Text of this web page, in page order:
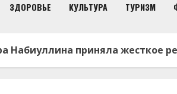
ЗДОРОВЬЕ КУЛЬТУРА ТУРИЗМ
Набиуллина приняла жесткое